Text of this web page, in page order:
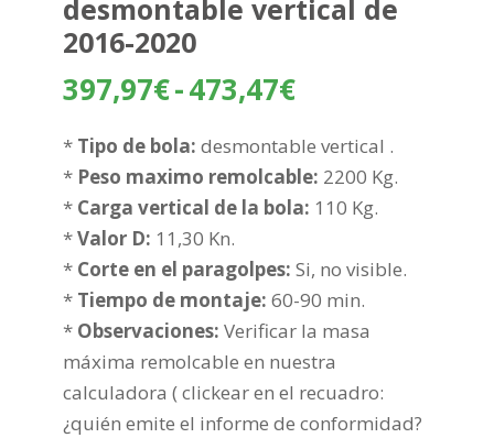
desmontable vertical de
2016-2020
397,97€-473,47€Rango
precios:
desde
397,97€
473,47€
* Tipo de bola: desmontable vertical .
* Peso maximo remolcable: 2200 Kg.
* Carga vertical de la bola: 110 Kg.
*Valor D: 11,30 Kn.
* Corte en el paragolpes: Si, no visible.
* Tiempo de montaje: 60-90 min.
* Observaciones: Verificar la masa
máxima remolcable en nuestra
calculadora ( clickear en el recuadro:
¿quién emite el informe de conformidad?